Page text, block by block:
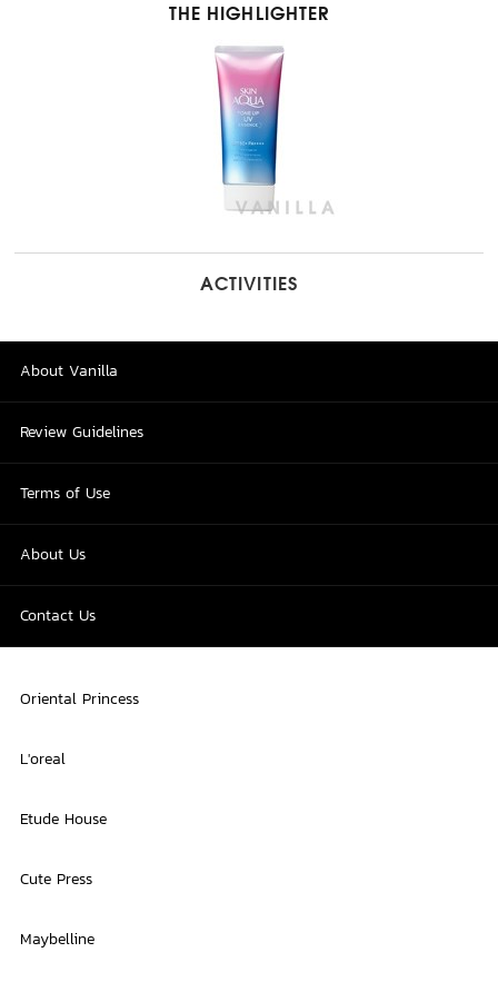
THE HIGHLIGHTER
ACTIVITIES
About Vanilla
Review Guidelines
Terms of Use
About Us
Contact Us
Oriental Princess
L'oreal
Etude House
Cute Press
Maybelline